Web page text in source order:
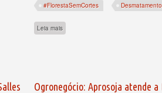
bom para Bolsonaro
#FlorestaSemCortes Desmatamento
Leia mais sobre ISA e sociedade civil
Ogronegócio: Aprosoja atende